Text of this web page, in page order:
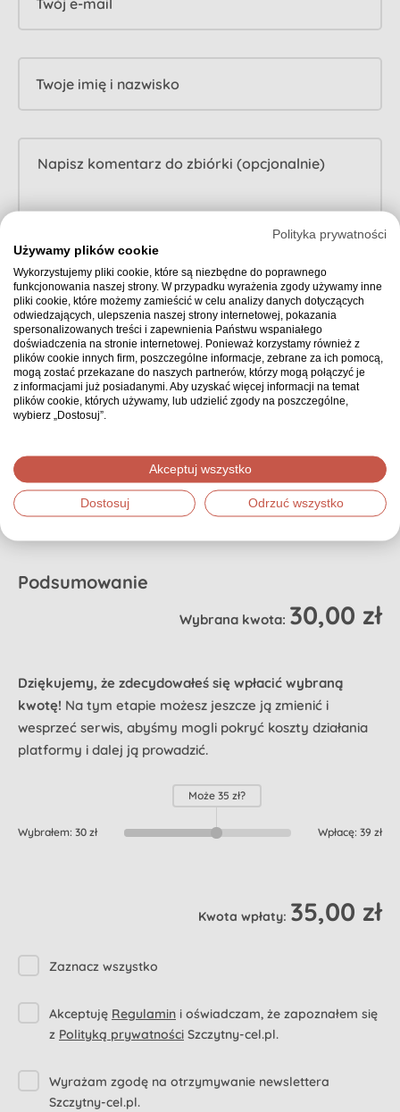
Twój e-mail
Twoje imię i nazwisko
Nie zostawiaj zbiórki samej. Zwiększ cel o pomoc
Małe decyzje potrafią mieć duży wpływ. Jeśli chcesz (opcjonalnie),
możesz przeznaczyć część swojej wpłaty na zapewnienie organizatorowi
wsparcia Opiekuna. To osoba, która czuwa nad przebiegiem zbiórki,
podpowiada, co warto poprawić i jak zwiększyć jej zasięg, a także
reaguje, gdy zbiórka zwalnia lub traci rozpęd.
Dzięki Opiekunowi organizator nie zostaje sam i otrzymuje realne
wsparcie na każdym etapie. Dzięki temu osoba, której dotyczy zbiórka,
Czy chcesz przeznaczyć proponowaną (domyślnie wybraną) część swojej
wpłaty na zapewnienie zbiórce Opiekuna? Jeśli nie, możesz wybrać inną
Podsumowanie
Wybrana kwota: 30,00 zł
Dziękujemy, że zdecydowałeś się wpłacić wybraną
kwotę! Na tym etapie możesz jeszcze ją zmienić i
wesprzeć serwis, abyśmy mogli pokryć koszty działania
platformy i dalej ją prowadzić.
Wybrałem: 30 zł
Może 35 zł?
Wpłacę: 39 zł
Kwota wpłaty: 35,00 zł
Zaznacz wszystko
Akceptuję Regulamin i oświadczam, że zapoznałem się
z Polityką prywatności Szczytny-cel.pl.
Wyrażam zgodę na otrzymywanie newslettera
Szczytny-cel.pl.
Polityka prywatności
Używamy plików cookie
Wykorzystujemy pliki cookie, które są niezbędne do poprawnego
funkcjonowania naszej strony. W przypadku wyrażenia zgody używamy inne
pliki cookie, które możemy zamieścić w celu analizy danych dotyczących
odwiedzających, ulepszenia naszej strony internetowej, pokazania
spersonalizowanych treści i zapewnienia Państwu wspaniałego
doświadczenia na stronie internetowej. Ponieważ korzystamy również z
plików cookie innych firm, poszczególne informacje, zebrane za ich pomocą,
mogą zostać przekazane do naszych partnerów, którzy mogą połączyć je
z informacjami już posiadanymi. Aby uzyskać więcej informacji na temat
plików cookie, których używamy, lub udzielić zgody na poszczególne,
wybierz „Dostosuj”.
Akceptuj wszystko
Dostosuj Odrzuć wszystko